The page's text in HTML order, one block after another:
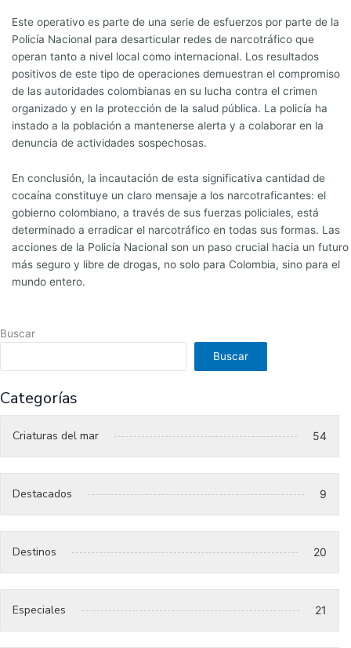
Este operativo es parte de una serie de esfuerzos por parte de la
Policía Nacional para desarticular redes de narcotráfico que
operan tanto a nivel local como internacional. Los resultados
positivos de este tipo de operaciones demuestran el compromiso
de las autoridades colombianas en su lucha contra el crimen
organizado y en la protección de la salud pública. La policía ha
instado a la población a mantenerse alerta y a colaborar en la
denuncia de actividades sospechosas.
En conclusión, la incautación de esta significativa cantidad de
cocaína constituye un claro mensaje a los narcotraficantes: el
gobierno colombiano, a través de sus fuerzas policiales, está
determinado a erradicar el narcotráfico en todas sus formas. Las
acciones de la Policía Nacional son un paso crucial hacia un futuro
más seguro y libre de drogas, no solo para Colombia, sino para el
mundo entero.
Buscar
Buscar
Categorías
Criaturas del mar 54
Destacados 9
Destinos 20
Especiales 21